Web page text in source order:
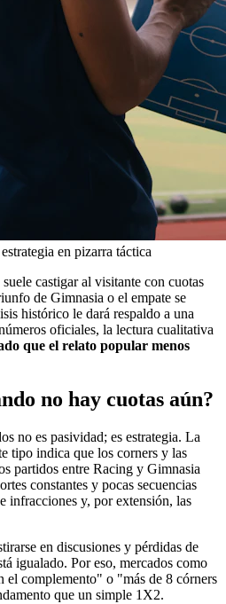
en pizarra táctica
castigar al visitante con cuotas
de Gimnasia o el empate se
histórico le dará respaldo a una
oficiales, la lectura cualitativa
que el relato popular menos
no hay cuotas aún?
no es pasividad; es estrategia. La
tipo indica que los corners y las
partidos entre Racing y Gimnasia
constantes y pocas secuencias
infracciones y, por extensión, las
en discusiones y pérdidas de
igualado. Por eso, mercados como
el complemento" o "más de 8 córners
que un simple 1X2.